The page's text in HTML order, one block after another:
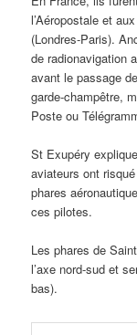
l’Aéropostale et
(Londres-Paris).
de radionavigation
avant le passage
garde-champêtre,
Poste ou
St Exupéry
aviateurs ont
phares
ces pilotes.
Les phares de
l’axe nord-sud et
bas).